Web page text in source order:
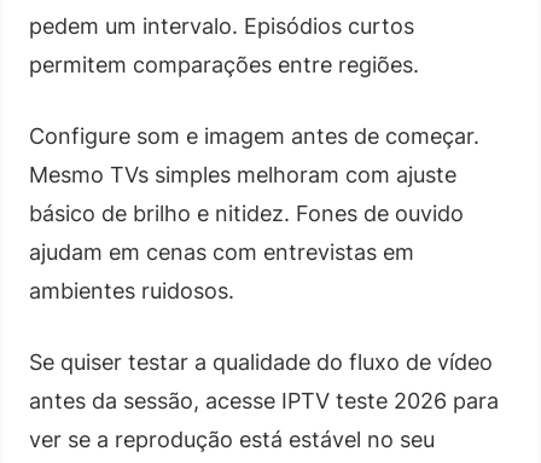
pedem um intervalo. Episódios curtos
permitem comparações entre regiões.
Configure som e imagem antes de começar.
Mesmo TVs simples melhoram com ajuste
básico de brilho e nitidez. Fones de ouvido
ajudam em cenas com entrevistas em
ambientes ruidosos.
Se quiser testar a qualidade do fluxo de vídeo
antes da sessão, acesse IPTV teste 2026 para
ver se a reprodução está estável no seu